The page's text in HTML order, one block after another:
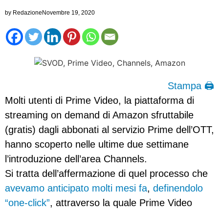
by Redazione Novembre 19, 2020
Stampa 🖨
Molti utenti di Prime Video, la piattaforma di
streaming on demand di Amazon sfruttabile
(gratis) dagli abbonati al servizio Prime dell’OTT,
hanno scoperto nelle ultime due settimane
l’introduzione dell’area Channels.
Si tratta dell’affermazione di quel processo che
avevamo anticipato molti mesi fa, definendolo
“one-click”, attraverso la quale Prime Video